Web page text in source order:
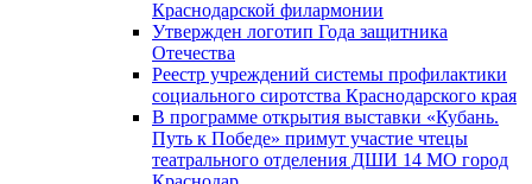
Краснодарской филармонии
Утвержден логотип Года защитника
Отечества
Реестр учреждений системы профилактики
социального сиротства Краснодарского края
В программе открытия выставки «Кубань.
Путь к Победе» примут участие чтецы
театрального отделения ДШИ 14 МО город